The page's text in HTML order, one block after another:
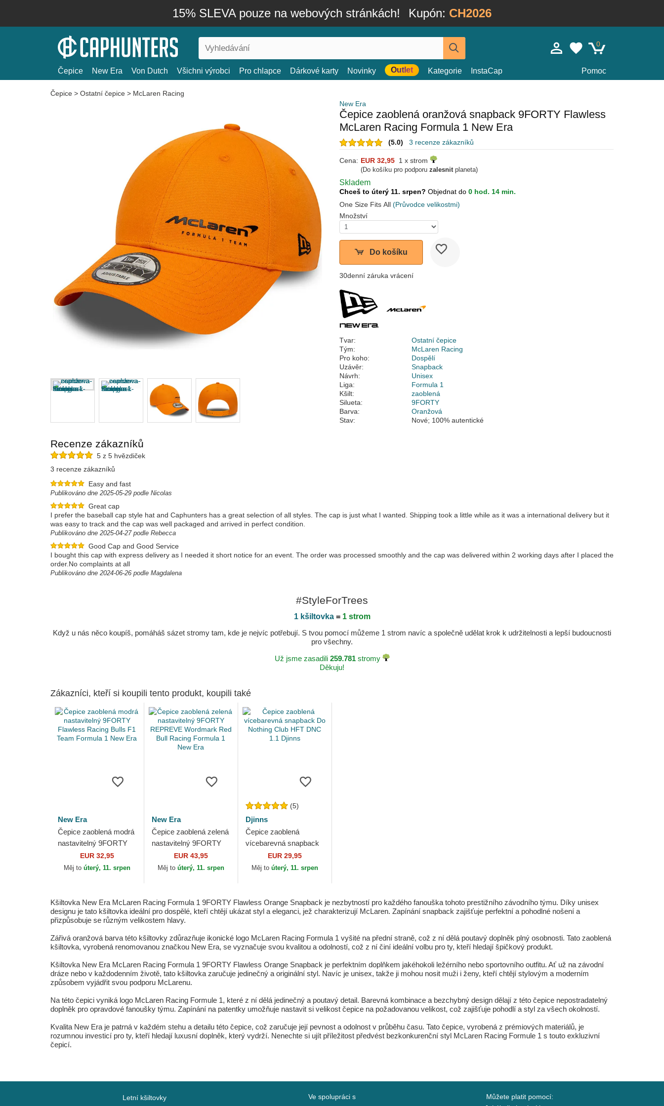
15% SLEVA pouze na webových stránkách! Kupón: CH2026
0
Čepice New Era Von Dutch Všichni výrobci Pro chlapce Dárkové karty Novinky Outlet Kategorie InstaCap Pomoc
Čepice > Ostatní čepice > McLaren Racing
New Era
Čepice zaoblená oranžová snapback 9FORTY Flawless
McLaren Racing Formula 1 New Era
(5.0) 3 recenze zákazníků
Cena: EUR 32,95 1 x strom
(Do košíku pro podporu zalesnitplaneta)
Skladem
Chceš to úterý 11. srpen? Objednat do 0 hod. 14 min.
One Size Fits All (Průvodce velikostmi)
Množství
Do košíku
30denní záruka vrácení
Tvar:
Ostatní čepice
Tým:
McLaren Racing
Pro koho:
Dospělí
Uzávěr:
Snapback
Návrh:
Unisex
Liga:
Formula 1
Kšilt:
zaoblená
Silueta:
9FORTY
Barva:
Oranžová
Stav:
Nové; 100% autentické
Recenze zákazníků
5 z 5 hvězdiček
3 recenze zákazníků
Easy and fast
Publikováno dne 2025-05-29 podle Nicolas
Great cap
I prefer the baseball cap style hat and Caphunters has a great selection of all styles. The cap is just what I wanted. Shipping took a little while as it was a international delivery but it
was easy to track and the cap was well packaged and arrived in perfect condition.
Publikováno dne 2025-04-27 podle Rebecca
Good Cap and Good Service
I bought this cap with express delivery as I needed it short notice for an event. The order was processed smoothly and the cap was delivered within 2 working days after I placed the
order.No complaints at all
Publikováno dne 2024-06-26 podle Magdalena
#StyleForTrees
1 kšiltovka= 1 strom
Když u nás něco koupíš, pomáháš sázet stromy tam, kde je nejvíc potřebují. S tvou pomocí můžeme 1 strom navíc a společně udělat krok k udržitelnosti a lepší budoucnosti
pro všechny.
Už jsme zasadili 259.781stromy
Děkuju!
Zákazníci, kteří si koupili tento produkt, koupili také
New Era
Čepice zaoblená modrá
nastavitelný 9FORTY
Flawless Racing Bulls
F1 Team Formula 1
EUR 32,95
Měj to úterý, 11. srpen
New Era
Čepice zaoblená zelená
nastavitelný 9FORTY
REPREVE Wordmark
Red Bull Racing
EUR 43,95
Měj to úterý, 11. srpen
(5)
Djinns
Čepice zaoblená
vícebarevná snapback
Do Nothing Club HFT
DNC 1.1 Djinns
EUR 29,95
Měj to úterý, 11. srpen
Kšiltovka New Era McLaren Racing Formula 1 9FORTY Flawless Orange Snapback je nezbytností pro každého fanouška tohoto prestižního závodního týmu. Díky unisex
designu je tato kšiltovka ideální pro dospělé, kteří chtějí ukázat styl a eleganci, jež charakterizují McLaren. Zapínání snapback zajišťuje perfektní a pohodlné nošení a
přizpůsobuje se různým velikostem hlavy.
Zářivá oranžová barva této kšiltovky zdůrazňuje ikonické logo McLaren Racing Formula 1 vyšité na přední straně, což z ní dělá poutavý doplněk plný osobnosti. Tato zaoblená
kšiltovka, vyrobená renomovanou značkou New Era, se vyznačuje svou kvalitou a odolností, což z ní činí ideální volbu pro ty, kteří hledají špičkový produkt.
Kšiltovka New Era McLaren Racing Formula 1 9FORTY Flawless Orange Snapback je perfektním doplňkem jakéhokoli ležérního nebo sportovního outfitu. Ať už na závodní
dráze nebo v každodenním životě, tato kšiltovka zaručuje jedinečný a originální styl. Navíc je unisex, takže ji mohou nosit muži i ženy, kteří chtějí stylovým a moderním
způsobem vyjádřit svou podporu McLarenu.
Na této čepici vyniká logo McLaren Racing Formule 1, které z ní dělá jedinečný a poutavý detail. Barevná kombinace a bezchybný design dělají z této čepice nepostradatelný
doplněk pro opravdové fanoušky týmu. Zapínání na patentky umožňuje nastavit si velikost čepice na požadovanou velikost, což zajišťuje pohodlí a styl za všech okolností.
Kvalita New Era je patrná v každém stehu a detailu této čepice, což zaručuje její pevnost a odolnost v průběhu času. Tato čepice, vyrobená z prémiových materiálů, je
rozumnou investicí pro ty, kteří hledají luxusní doplněk, který vydrží. Nenechte si ujít příležitost předvést bezkonkurenční styl McLaren Racing Formule 1 s touto exkluzivní
čepicí.
Letní kšiltovky Ve spolupráci s
Můžete platit pomocí: